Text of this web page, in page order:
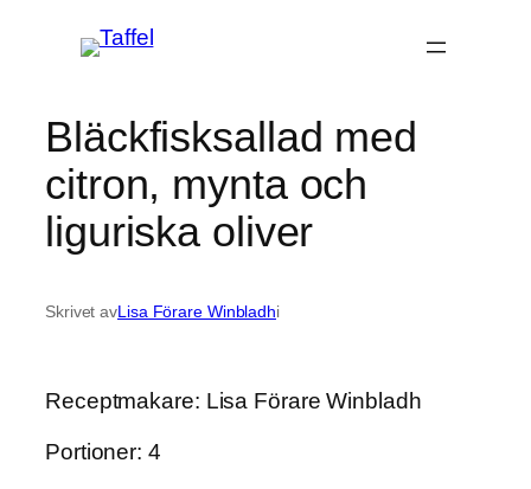
Bläckfisksallad med
citron, mynta och
liguriska oliver
Skrivet avLisa Förare Winbladhi
Receptmakare: Lisa Förare Winbladh
Portioner: 4